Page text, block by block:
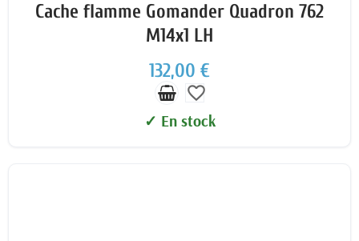
Cache flamme Gomander Quadron 762
M14x1 LH
132,00 €
favorite_border
✓ En stock